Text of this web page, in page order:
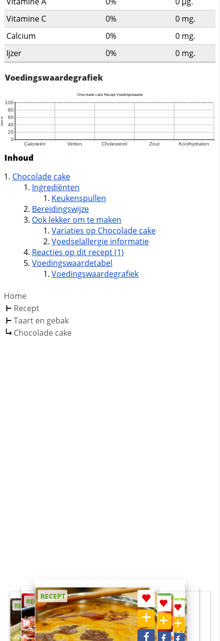
Vitamine C
0% 0 mg.
Calcium
0% 0 mg.
Ijzer
0% 0 mg.
Voedingswaardegrafiek
Inhoud
Chocolade cake
Ingrediënten
Keukenspullen
Bereidingswijze
Ook lekker om te maken
Variaties op Chocolade cake
Voedselallergie informatie
Reacties op dit recept (1)
Voedingswaardetabel
Voedingswaardegrafiek
Home
Recept
Taart en gebak
Chocolade cake
RECEPT
RECEPT
RECEPT
RECEPT
RECEPT